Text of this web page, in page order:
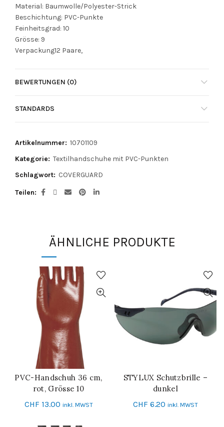
Material: Baumwolle/Polyester-Strick
Beschichtung: PVC-Punkte
Feinheitsgrad: 10
Grösse: 9
Verpackung12 Paare,
BEWERTUNGEN (0)
STANDARDS
Artikelnummer: 10701109
Kategorie: Textilhandschuhe mit PVC-Punkten
Schlagwort: COVERGUARD
Teilen
ÄHNLICHE PRODUKTE
IN DEN WARENKORB
PVC-Handschuh 36 cm,
rot, Grösse 10
CHF 13.00 inkl. MWST
IN DEN WARENKORB
STYLUX Schutzbrille –
dunkel
CHF 6.20 inkl. MWST